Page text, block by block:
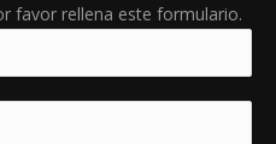
favor rellena este formulario.